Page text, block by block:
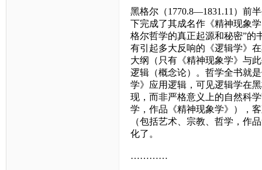
黑格尔（1770.8—1831.11 ）前
下完成了其成名作《精神现象
格尔哲学的真正起源和秘密”的
有引起多大反响的《逻辑学》
大纲（只有《精神现象学》与
逻辑（概念论）。哲学全书就
学》应用逻辑，可见逻辑学在
现，而非严格意义上的自然科
学，作品《精神现象学》），
（包括艺术、宗教、哲学，作
化了。
…………